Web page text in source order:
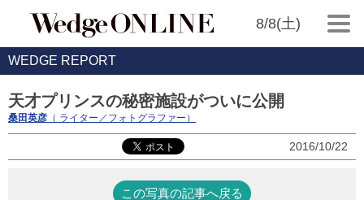
8/8(土)
WEDGE REPORT
天才プリンスの秘密施設がついに公開
桑田英彦 （ ライター／フォトグラファー）
2016/10/22
この写真の記事へ戻る